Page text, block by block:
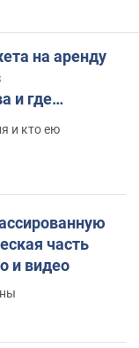
на аренду
и где
и кто ею
часть
и видео